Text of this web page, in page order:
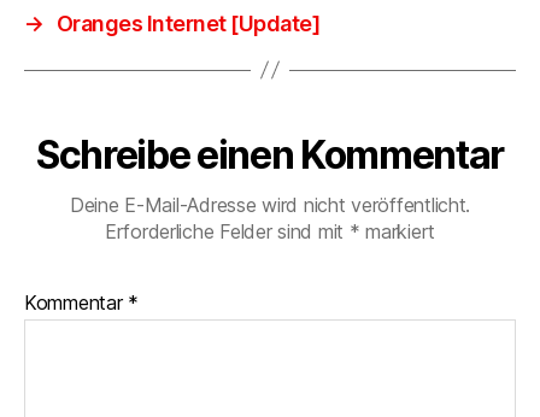
→
Oranges Internet [Update]
Schreibe einen Kommentar
Deine E-Mail-Adresse wird nicht veröffentlicht.
Erforderliche Felder sind mit * markiert
Kommentar *